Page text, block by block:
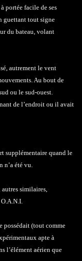
portée facile de ses
guettant tout signe
du bateau, volant
autrement le vent
Au bout de
ou le sud-ouest.
de l’endroit ou il avait
supplémentaire quand le
n’a été vu.
similaires,
possédait (tout comme
apte à
l’élément aérien que